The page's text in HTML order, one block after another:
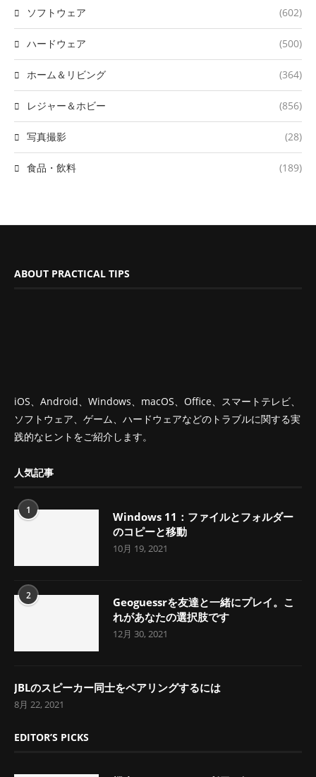
ソフトウェア (602)
ハードウェア (500)
ホーム＆リビング (364)
レジャー＆ホビー (856)
写真撮影 (28)
食品・飲料 (189)
ABOUT PRACTICAL TIPS
iOS、Android、Windows、macOS、Office、スマートテレビ、
ソフトウェア、ゲーム、ハードウェアなどのトラブルに関する実
践的なヒントをご紹介します。
人気記事
1
Windows 11：ファイルとフォルダー
のコピーと移動
10月 19, 2021
2
Geoguessrを友達と一緒にプレイ。こ
れがあなたの選択肢です
12月 30, 2021
JBLのスピーカー同士をペアリングするには
8月 22, 2021
EDITOR’S PICKS